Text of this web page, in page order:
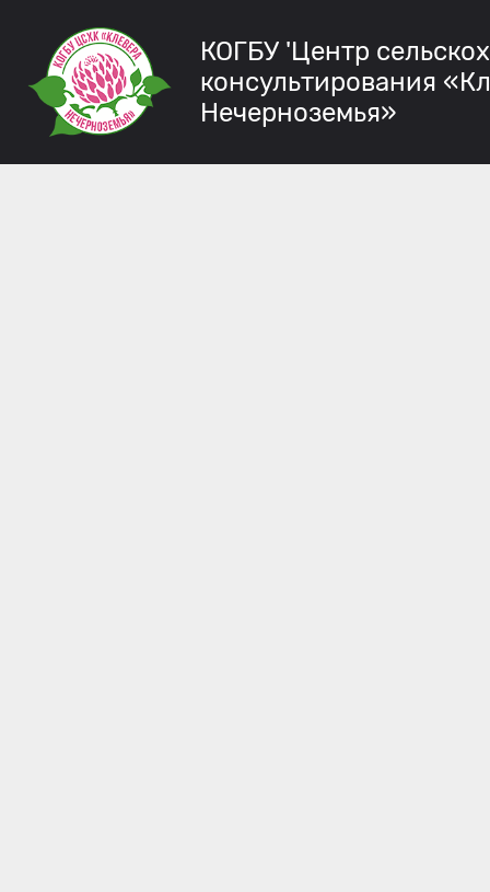
КОГБУ 'Центр
консультирования
Нечерноземья»